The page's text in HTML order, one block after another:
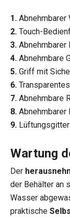
1. Abnehmbarer
2. Touch-
3. Abnehmbarer
4. Abnehmbare
5. Griff mit
6.
7. Abnehmbare
8. Abnehmbarer
9. Lüftungsgitter
Wartung
Der
der Behälter an
Wasser
praktische